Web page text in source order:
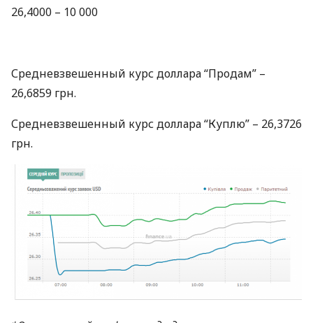
26,4000 – 10 000
Средневзвешенный курс доллара “Продам” –
26,6859 грн.
Средневзвешенный курс доллара “Куплю” – 26,3726
грн.